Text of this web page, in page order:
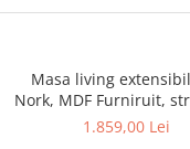
Masa living
Nork, MDF Furniruit,
lemn masiv, 81.859,00 Lei